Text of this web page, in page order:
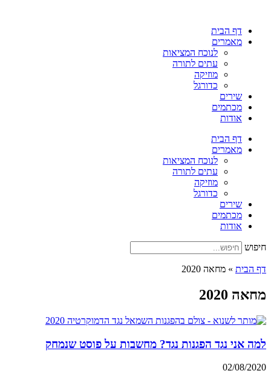
דף הבית
מאמרים
לנוכח המציאות
עתים לתורה
מוזיקה
כדורגל
שירים
מכתמים
אודות
דף הבית
מאמרים
לנוכח המציאות
עתים לתורה
מוזיקה
כדורגל
שירים
מכתמים
אודות
חיפוש
דף הבית » מחאה 2020
מחאה 2020
למה אני נגד הפגנות נגד? מחשבות על פוסט שנמחק
02/08/2020